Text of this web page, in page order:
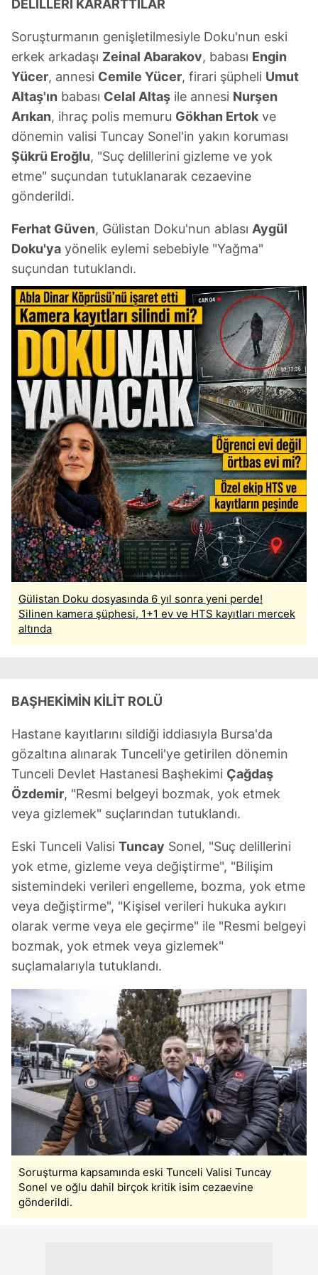
kılınması ve kişiselleştirilmesi ve sizlere yönelik
reklam/pazarlama faaliyetlerinin yapılması, amaçlarıyla
sınırlı olarak açık rızanız dahilinde kullanılacaktır.
Çerezlere ilişkin tercihlerinizi aşağıda yer alan panel
vasıtasıyla belirleyebilirsiniz. Çerezlere ilişkin detaylı bilgi
için Ayarlar butonuna tıklayabilir,Çerez Bilgilendirme
Metnimizi
ziyaret edebilirsiniz.
6698 sayılı Kişisel Verilerin Korunması Kanunu uyarınca
hazırlanmış Aydınlatma Metnimizi okumak ve sitemizde
almak için lütfentıklayınız.
DELİLLERİ KARARTTILAR
Soruşturmanın genişletilmesiyle Doku'nun eski
erkek arkadaşı Zeinal Abarakov, babası Engin
Yücer, annesi Cemile Yücer, firari şüpheli Umut
Altaş'ın babası Celal Altaş ile annesi Nurşen
Arıkan, ihraç polis memuru Gökhan Ertok ve
dönemin valisi Tuncay Sonel'in yakın koruması
Şükrü Eroğlu, "Suç delillerini gizleme ve yok
etme" suçundan tutuklanarak cezaevine
gönderildi.
Ferhat Güven, Gülistan Doku'nun ablası Aygül
Doku'ya yönelik eylemi sebebiyle "Yağma"
suçundan tutuklandı.
Gülistan Doku dosyasında 6 yıl sonra yeni perde!
Silinen kamera şüphesi, 1+1 ev ve HTS kayıtları mercek
altında
BAŞHEKİMİN KİLİT ROLÜ
Hastane kayıtlarını sildiği iddiasıyla Bursa'da
gözaltına alınarak Tunceli'ye getirilen dönemin
Tunceli Devlet Hastanesi Başhekimi Çağdaş
Özdemir, "Resmi belgeyi bozmak, yok etmek
veya gizlemek" suçlarından tutuklandı.
Eski Tunceli Valisi Tuncay Sonel, "Suç delillerini
yok etme, gizleme veya değiştirme", "Bilişim
sistemindeki verileri engelleme, bozma, yok etme
veya değiştirme", "Kişisel verileri hukuka aykırı
olarak verme veya ele geçirme" ile "Resmi belgeyi
bozmak, yok etmek veya gizlemek"
suçlamalarıyla tutuklandı.
Soruşturma kapsamında eski Tunceli Valisi Tuncay
Sonel ve oğlu dahil birçok kritik isim cezaevine
gönderildi.